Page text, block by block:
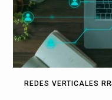
REDES VERTICALES